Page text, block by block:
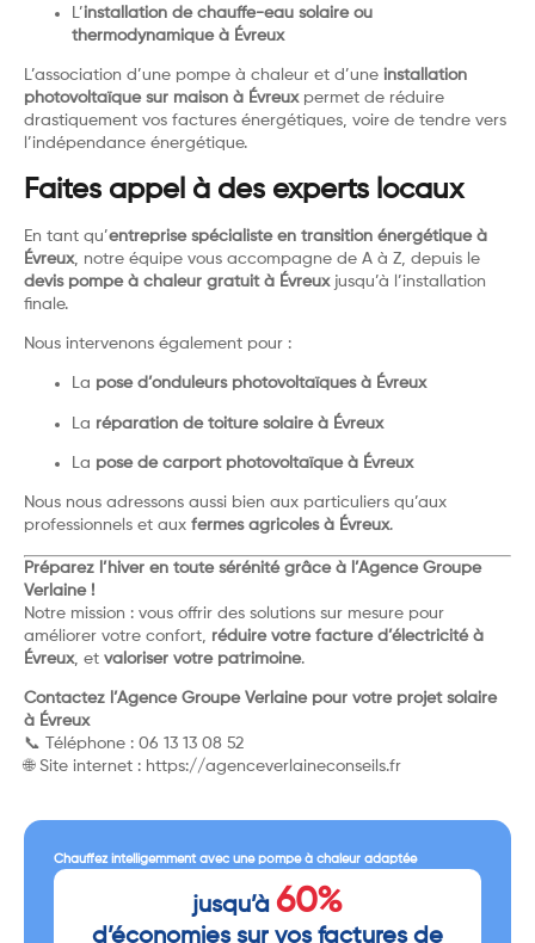
L’installation de chauffe-eau solaire ou
thermodynamique à Évreux
L’association d’une pompe à chaleur et d’une installation
photovoltaïque sur maison à Évreuxpermet de réduire
drastiquement vos factures énergétiques, voire de tendre vers
l’indépendance énergétique.
Faites appel à des experts locaux
En tant qu’entreprise spécialiste en transition énergétique à
Évreux, notre équipe vous accompagne de A à Z, depuis le
devis pompe à chaleur gratuit à Évreuxjusqu’à l’installation
finale.
Nous intervenons également pour :
La pose d’onduleurs photovoltaïques à Évreux
La réparation de toiture solaire à Évreux
La pose de carport photovoltaïque à Évreux
Nous nous adressons aussi bien aux particuliers qu’aux
professionnels et aux fermes agricoles à Évreux.
Préparez l’hiver en toute sérénité grâce à l’Agence Groupe
Verlaine !
Notre mission : vous offrir des solutions sur mesure pour
améliorer votre confort, réduire votre facture d’électricité à
Évreux, et valoriser votre patrimoine.
Contactez l’Agence Groupe Verlaine pour votre projet solaire
à Évreux
📞 Téléphone : 06 13 13 08 52
🌐 Site internet : https://agenceverlaineconseils.fr
Chauffez intelligemment avec une pompe à chaleur adaptée
jusqu’à 60%
d’économies sur vos factures de